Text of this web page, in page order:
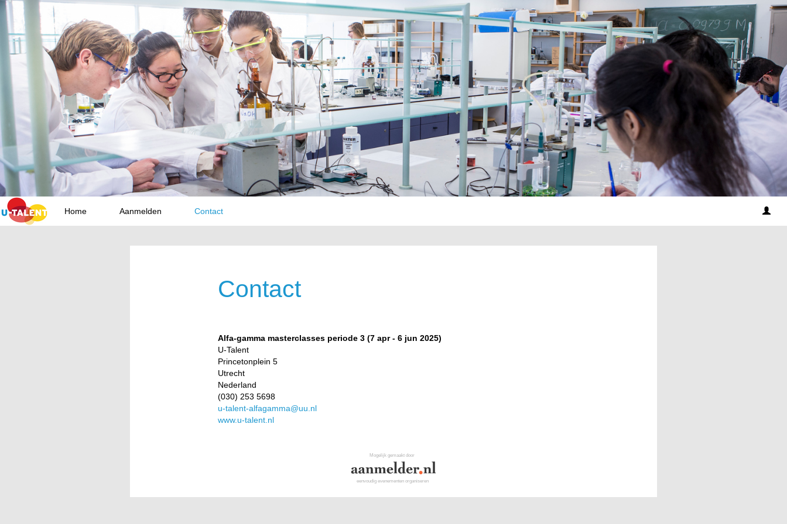
Home Aanmelden Contact
Contact
Alfa-gamma masterclasses periode 3 (7 apr - 6 jun 2025)
U-Talent
Princetonplein 5
Utrecht
Nederland
(030) 253 5698
u-talent-alfagamma@uu.nl
www.u-talent.nl
Mogelijk gemaakt door
eenvoudig evenementen organiseren